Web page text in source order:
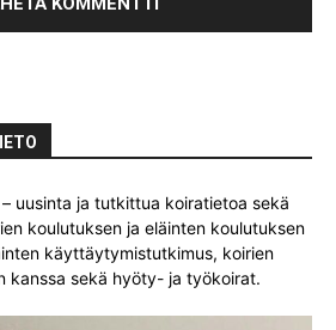
uusinta ja tutkittua koiratietoa sekä
koulutuksen ja eläinten koulutuksen
käyttäytymistutkimus, koirien
kanssa sekä hyöty- ja työkoirat.